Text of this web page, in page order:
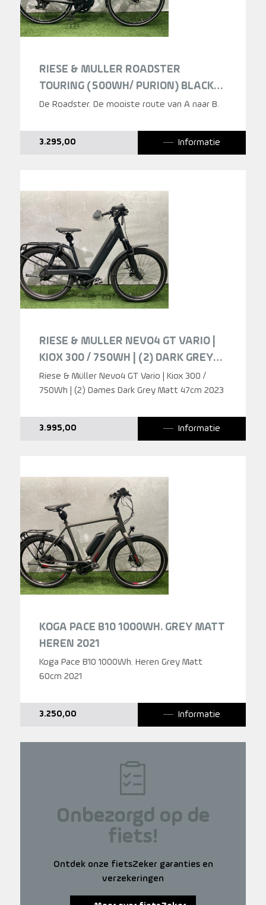
RIESE & MULLER ROADSTER
TOURING (500WH/ PURION) BLACK
MATT HEREN 2023
De Roadster. De mooiste route van A naar B.
3.295,00 Informatie
RIESE & MULLER NEVO4 GT VARIO |
KIOX 300 / 750WH | (2) DARK GREY
MATT DAMES 2023
Riese & Müller Nevo4 GT Vario | Kiox 300 /
750Wh | (2) Dames Dark Grey Matt 47cm 2023
3.995,00 Informatie
KOGA PACE B10 1000WH. GREY MATT
HEREN 2021
Koga Pace B10 1000Wh. Heren Grey Matt
60cm 2021
3.250,00 Informatie
Onbezorgd op de
fiets!
Ontdek onze fietsZeker garanties en
verzekeringen